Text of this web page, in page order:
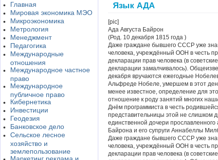
Главная
Мировая экономика МЭО
Микроэкономика
Метрология
Менеджмент
Педагогика
Международные
отношения
Международное частное
право
Международное
публичное право
Кибернетика
Инвестиции
Геодезия
Банковское дело
Сельское лесное
хозяйство и
землепользование
Язык АДА
[pic]
Ада Августа Байрон
(Род. 10 декабря 1815 года )
Даже граждане бывшего СССР уже
человека, учреждённый ООН в честь
декларации прав человека (в
декларации замалчивалось).
декабря вручаются ежегодные
Альфреде Нобеле, умершем в этот
менее известное, определение для
отношение к роду занятий многих
Днём программиста в честь
представительницы этой не слишком
единственной дочери
Байрона и его супруги Аннабеллы
Даже граждане бывшего СССР уже
человека, учреждённый ООН в честь
декларации прав человека (в